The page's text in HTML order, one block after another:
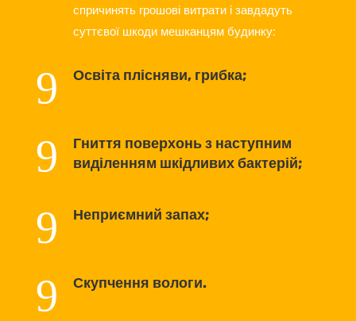
спричинять грошові витрати і завдадуть
суттєвої шкоди мешканцям будинку:
9 Освіта плісняви, грибка;
9
Гниття поверхонь з наступним
виділенням шкідливих бактерій;
9 Неприємний запах;
9 Скупчення вологи.